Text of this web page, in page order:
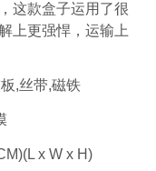
这款盒子运用了很
上更强悍，运输上
,丝带,磁铁
x W x H)